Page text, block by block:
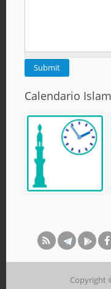
Calendario
Copyright